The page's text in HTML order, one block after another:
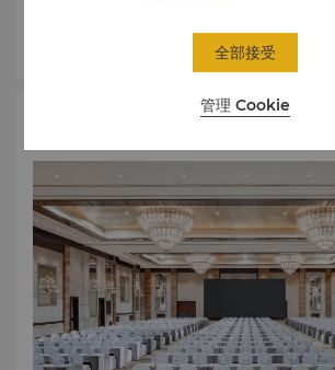
了解更多
管理 Cookie
全部接受